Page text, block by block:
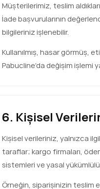
Müşterilerimiz, teslim
İade başvurularının
bilgileriniz işlenebilir.
Kullanılmış, hasar görmüş,
Pabucline’da değişim işlemi
6. Kişisel
Kişisel verileriniz, yalnızca
taraflar; kargo firmaları,
sistemleri ve yasal
Örneğin, siparişinizin teslim